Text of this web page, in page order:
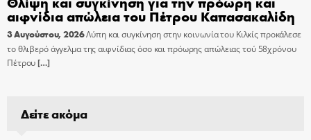
αιφνίδια απώλεια του Πέτρου Καπασακαλίδη
3 Αυγούστου, 2026Λύπη και συγκίνηση στην κοινωνία του Κιλκίς προκάλεσε
το θλιβερό άγγελμα της αιφνίδιας όσο και πρόωρης απώλειας τού 58χρόνου
Πέτρου[…]
Δείτε ακόμα